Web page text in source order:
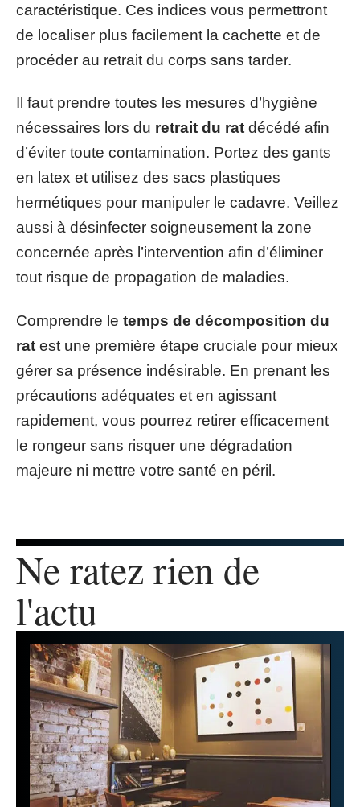
caractéristique. Ces indices vous permettront
de localiser plus facilement la cachette et de
procéder au retrait du corps sans tarder.
Il faut prendre toutes les mesures d’hygiène
nécessaires lors du retrait du rat décédé afin
d’éviter toute contamination. Portez des gants
en latex et utilisez des sacs plastiques
hermétiques pour manipuler le cadavre. Veillez
aussi à désinfecter soigneusement la zone
concernée après l’intervention afin d’éliminer
tout risque de propagation de maladies.
Comprendre le temps de décomposition du
rat est une première étape cruciale pour mieux
gérer sa présence indésirable. En prenant les
précautions adéquates et en agissant
rapidement, vous pourrez retirer efficacement
le rongeur sans risquer une dégradation
majeure ni mettre votre santé en péril.
Ne ratez rien de
l'actu